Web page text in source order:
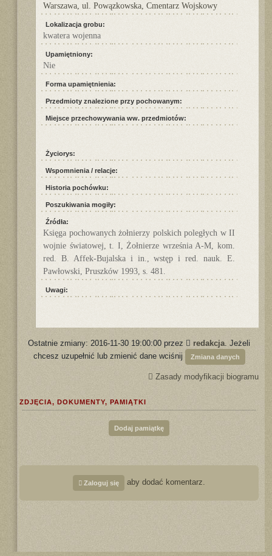
Warszawa, ul. Powązkowska, Cmentarz Wojskowy
Lokalizacja grobu:
kwatera wojenna
Upamiętniony:
Nie
Forma upamiętnienia:
Przedmioty znalezione przy pochowanym:
Miejsce przechowywania ww. przedmiotów:
Życiorys:
Wspomnienia / relacje:
Historia pochówku:
Poszukiwania mogiły:
Źródła:
Księga pochowanych żołnierzy polskich poległych w II
wojnie światowej, t. I, Żołnierze września A-M, kom.
red. B. Affek-Bujalska i in., wstęp i red. nauk. E.
Pawłowski, Pruszków 1993, s. 481.
Uwagi:
Ostatnie zmiany: 2016-11-30 19:00:00 przez redakcja. Jeżeli
chcesz uzupełnić lub zmienić dane wciśnij
Zmiana danych
Zasady modyfikacji biogramu
ZDJĘCIA, DOKUMENTY, PAMIĄTKI
Dodaj pamiątkę
Zaloguj się aby dodać komentarz.